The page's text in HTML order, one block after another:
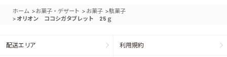
ホーム >お菓子・デザート > お菓子 >駄菓子
>オリオン ココシガタブレット 25ｇ
配送エリア 利用規約